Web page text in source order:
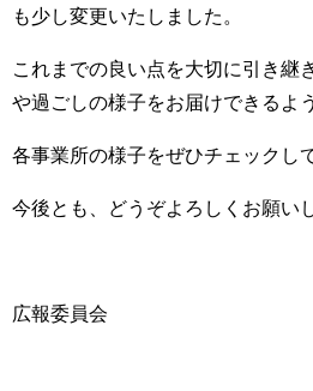
も少し変更いたしました。
これまでの良い点を大切に引き継
や過ごしの様子をお届けできるよ
各事業所の様子をぜひチェックし
今後とも、どうぞよろしくお願い
広報委員会